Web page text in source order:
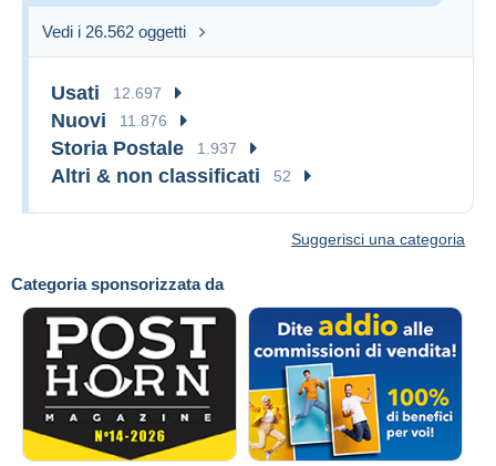
Categoria sponsorizzata da
Vedi i 26.562 oggetti
Usati 12.697
Nuovi 11.876
Storia Postale 1.937
Altri & non classificati 52
Suggerisci una categoria